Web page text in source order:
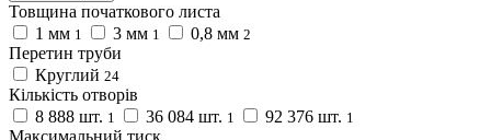
Товщина початкового листа
1 мм 1 3 мм 1 0,8 мм 2
Перетин труби
Круглий 24
Кількість отворів
8 888 шт. 1 36 084 шт. 1 92 376 шт. 1
Максимальний тиск